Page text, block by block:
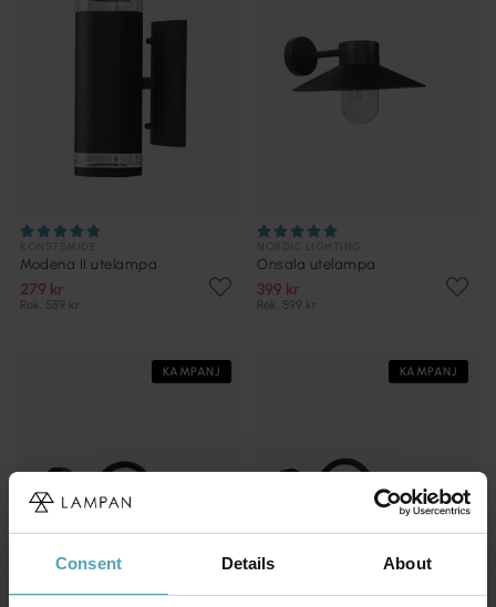
Consent Details About
Modena II utelampa
279 kr
Rek. 559 kr
Onsala utelampa
399 kr
Rek. 599 kr
KAMPANJ KAMPANJ